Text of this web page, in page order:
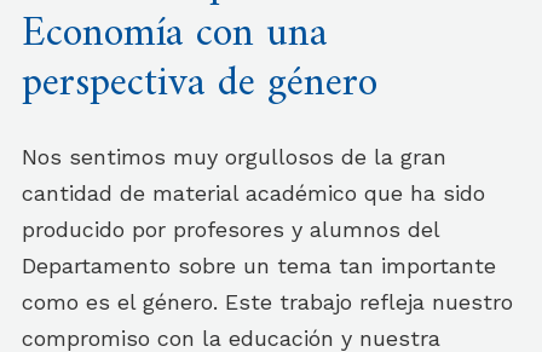
Economía con una
perspectiva de género
Nos sentimos muy orgullosos de la gran
cantidad de material académico que ha sido
producido por profesores y alumnos del
Departamento sobre un tema tan importante
como es el género. Este trabajo refleja nuestro
compromiso con la educación y nuestra